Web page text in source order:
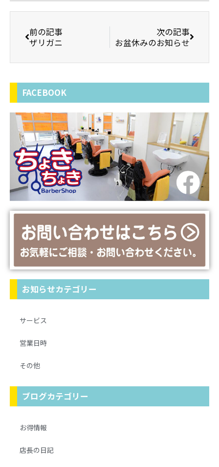
前の記事
ザリガニ
次の記事
お盆休みのお知らせ
FACEBOOK
お知らせカテゴリー
サービス
営業日時
その他
ブログカテゴリー
お得情報
店長の日記